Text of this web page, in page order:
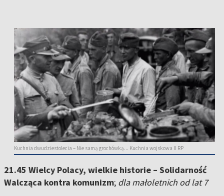
Kuchnia dwudziestolecia – Nie samą grochówką... Kuchnia wojskowa II RP
21.45 Wielcy Polacy, wielkie historie – Solidarność
Walcząca kontra komunizm; dla małoletnich od lat 7